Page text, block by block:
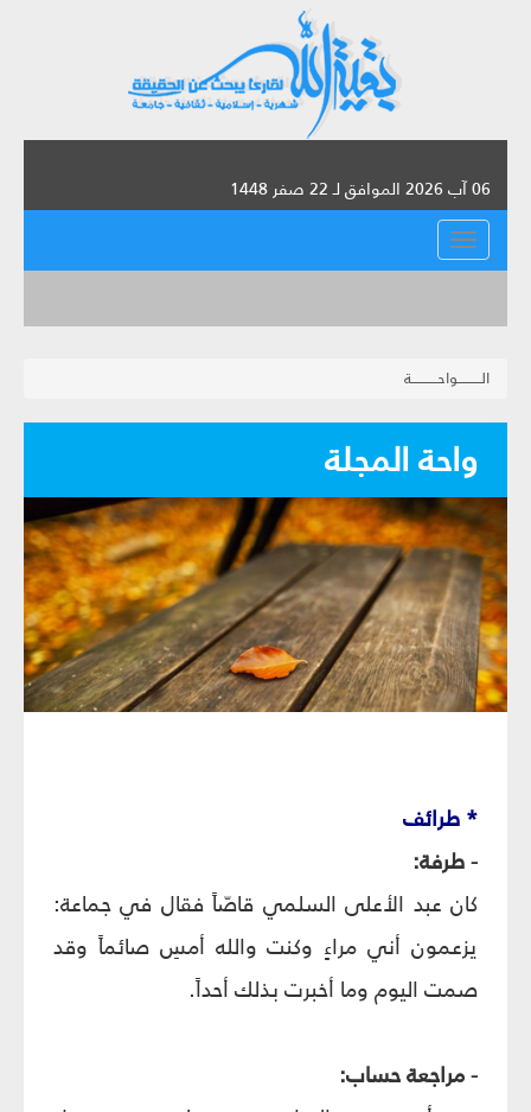
06 آب 2026 الموافق لـ 22 صفر 1448
القائمة
الــــــــــواحـــــــــــة
واحة المجلة
* طرائف
- طرفة:
كان عبد الأعلى السلمي قاصّاً فقال في جماعة:
يزعمون أني مراءٍ وكنت والله أمسِ صائماً وقد
صمت اليوم وما أخبرت بذلك أحداً.
- مراجعة حساب: